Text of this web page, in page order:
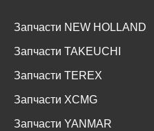
Запчасти NEW HOLLAND
Запчасти TAKEUCHI
Запчасти TEREX
Запчасти XCMG
Запчасти YANMAR